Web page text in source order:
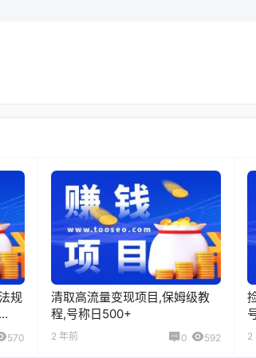
规
570
清取高流量变现项目,保姆级教
程,号称日500+
2 年前 0 592 2